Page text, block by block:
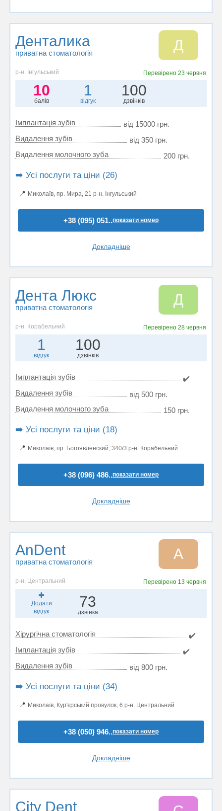
Денталика
приватна стоматологія Д
р-н. Інгульський Перевірено23 червня
10
балів
1
відгук
100
дзвінків
Імплантація зубів
від 15000 грн.
Видалення зубів
від 350 грн.
Видалення молочного зуба
200 грн.
➡️ Усі послуги та ціни (26)
📍 Миколаїв, пр. Мира, 21 р-н. Інгульський
+38 (095) 051..показати номер
Докладніше
Дента Люкс
приватна стоматологія Д
р-н. Корабельний Перевірено28 червня
1
відгук
100
дзвінків
Імплантація зубів
✔️
Видалення зубів
від 500 грн.
Видалення молочного зуба
150 грн.
➡️ Усі послуги та ціни (18)
📍 Миколаїв, пр. Богоявленский, 340/3 р-н. Корабельний
+38 (096) 486..показати номер
Докладніше
AnDent
приватна стоматологія A
р-н. Центральний Перевірено 13 червня
Додати
відгук
73
дзвінка
Хірургічна стоматологія
✔️
Імплантація зубів
✔️
Видалення зубів
від 800 грн.
➡️ Усі послуги та ціни (34)
📍 Миколаїв, Кур'єрський провулок, 6 р-н. Центральний
+38 (050) 946..показати номер
Докладніше
City Dent